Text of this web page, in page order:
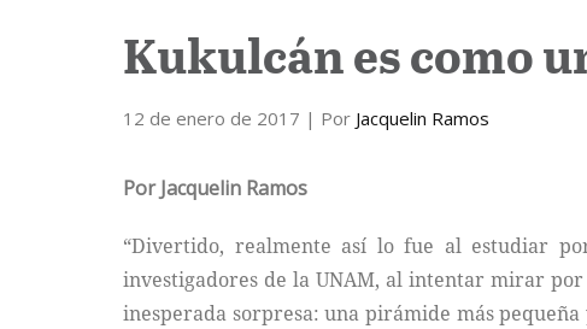
Kukulcán es como
12 de enero de 2017 | Por Jacquelin Ramos
Por Jacquelin Ramos
“Divertido, realmente así lo fue al estudiar
investigadores de la UNAM, al intentar mirar
inesperada sorpresa: una pirámide más